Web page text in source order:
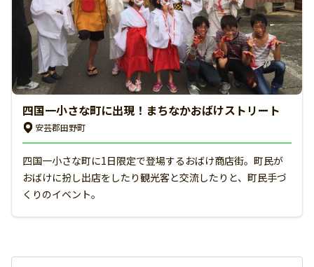
四国一小さな町に出現！まちなかおばけストリート
安芸郡田野町
四国一小さな町に1日限定で登場するおばけ商店街。町民が
おばけに扮し出店をしたり観光客と交流したりと、町民手づ
くりのイベント。